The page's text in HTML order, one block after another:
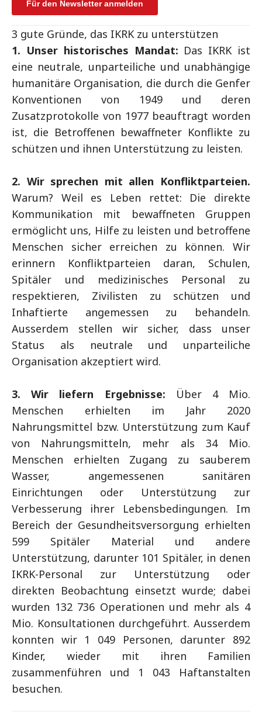
3 gute Gründe, das IKRK zu unterstützen
1. Unser historisches Mandat: Das IKRK ist
eine neutrale, unparteiliche und unabhängige
humanitäre Organisation, die durch die Genfer
Konventionen von 1949 und deren
Zusatzprotokolle von 1977 beauftragt worden
ist, die Betroffenen bewaffneter Konflikte zu
schützen und ihnen Unterstützung zu leisten.
2. Wir sprechen mit allen Konfliktparteien.
Warum? Weil es Leben rettet: Die direkte
Kommunikation mit bewaffneten Gruppen
ermöglicht uns, Hilfe zu leisten und betroffene
Menschen sicher erreichen zu können. Wir
erinnern Konfliktparteien daran, Schulen,
Spitäler und medizinisches Personal zu
respektieren, Zivilisten zu schützen und
Inhaftierte angemessen zu behandeln.
Ausserdem stellen wir sicher, dass unser
Status als neutrale und unparteiliche
Organisation akzeptiert wird.
3. Wir liefern Ergebnisse: Über 4 Mio.
Menschen erhielten im Jahr 2020
Nahrungsmittel bzw. Unterstützung zum Kauf
von Nahrungsmitteln, mehr als 34 Mio.
Menschen erhielten Zugang zu sauberem
Wasser, angemessenen sanitären
Einrichtungen oder Unterstützung zur
Verbesserung ihrer Lebensbedingungen. Im
Bereich der Gesundheitsversorgung erhielten
599 Spitäler Material und andere
Unterstützung, darunter 101 Spitäler, in denen
IKRK-Personal zur Unterstützung oder
direkten Beobachtung einsetzt wurde; dabei
wurden 132 736 Operationen und mehr als 4
Mio. Konsultationen durchgeführt. Ausserdem
konnten wir 1 049 Personen, darunter 892
Kinder, wieder mit ihren Familien
zusammenführen und 1 043 Haftanstalten
besuchen.